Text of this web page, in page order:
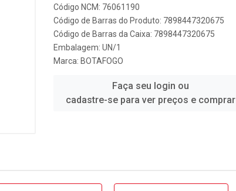
Código NCM: 76061190
Código de Barras do Produto: 7898447320675
Código de Barras da Caixa: 7898447320675
Embalagem: UN/1
Marca: BOTAFOGO
Faça seu login ou
cadastre-se para ver preços e comprar